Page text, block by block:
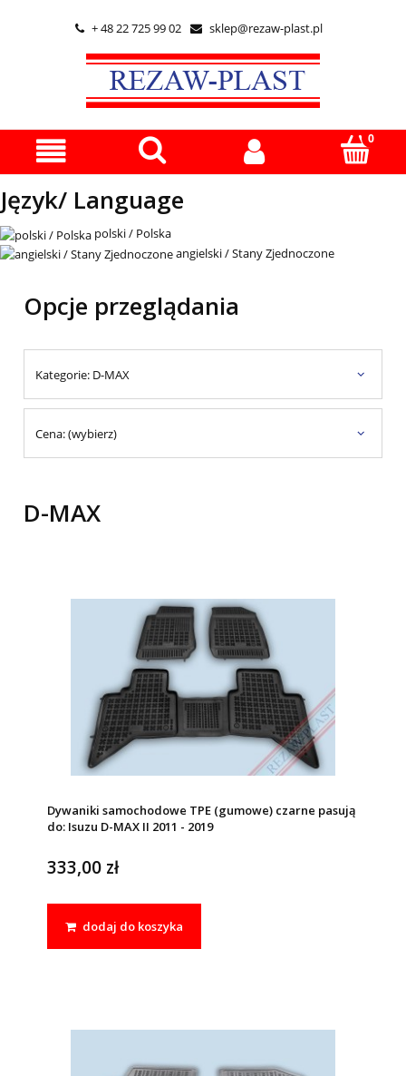
 + 48 22 725 99 02  sklep@rezaw-plast.pl
Język/ Language
polski / Polska
angielski / Stany Zjednoczone
Opcje przeglądania
Kategorie: D-MAX
Cena: (wybierz)
D-MAX
Dywaniki samochodowe TPE (gumowe) czarne pasują
do: Isuzu D-MAX II 2011 - 2019
333,00 zł
dodaj do koszyka